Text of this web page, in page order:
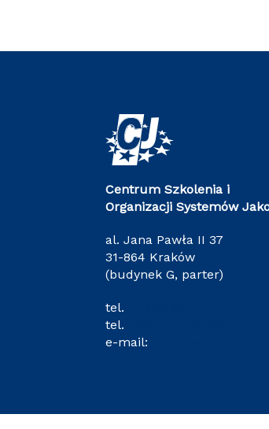
Centrum Szkolenia i
Organizacji Systemów
al. Jana Pawła II 37
31-864 Kraków
(budynek G, parter)
tel.
tel.
e-mail: